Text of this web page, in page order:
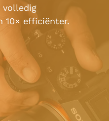
volledig
10× efficiënter.